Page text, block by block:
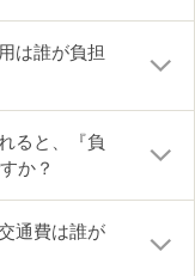
は誰が負担
ると、『負
か？
通費は誰が